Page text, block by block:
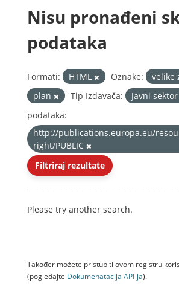
Nisu pronađeni
podataka
Formati: HTML Oznake:
velike
plan
Tip Izdavača: Javni sektor
podataka:
http://publications.europa.eu/
right/PUBLIC
Filtriraj rezultate
Please try another search.
Također možete pristupiti ovom registru
(pogledajte Dokumenаtаcijа API-jа).